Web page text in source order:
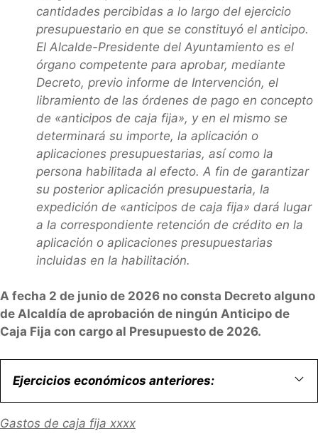
cantidades percibidas a lo largo del ejercicio
presupuestario en que se constituyó el anticipo.
El Alcalde-Presidente del Ayuntamiento es el
órgano competente para aprobar, mediante
Decreto, previo informe de Intervención, el
libramiento de las órdenes de pago en concepto
de «anticipos de caja fija», y en el mismo se
determinará su importe, la aplicación o
aplicaciones presupuestarias, así como la
persona habilitada al efecto. A fin de garantizar
su posterior aplicación presupuestaria, la
expedición de «anticipos de caja fija» dará lugar
a la correspondiente retención de crédito en la
aplicación o aplicaciones presupuestarias
incluidas en la habilitación.
A fecha 2 de junio de 2026 no consta Decreto alguno
de Alcaldía de aprobación de ningún Anticipo de
Caja Fija con cargo al Presupuesto de 2026.
Ejercicios económicos anteriores:
Gastos de caja fija xxxx